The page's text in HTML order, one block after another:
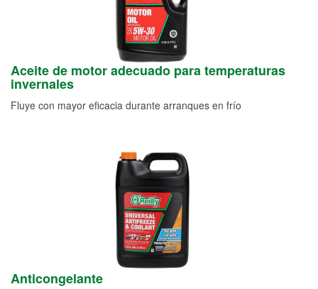
Aceite de motor adecuado para temperaturas
invernales
Fluye con mayor eficacia durante arranques en frío
Anticongelante